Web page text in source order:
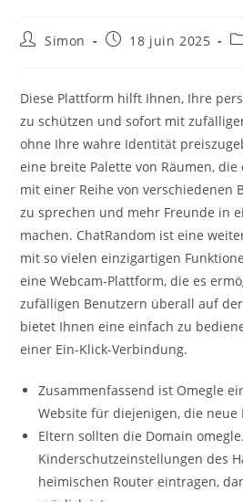
Simon 18 juin 2025
Diese Plattform hilft Ihnen, Ihre
zu schützen und sofort mit
ohne Ihre wahre Identität
eine breite Palette von Räumen,
mit einer Reihe von verschiedenen
zu sprechen und mehr Freunde in
machen. ChatRandom ist eine
mit so vielen einzigartigen
eine Webcam-Plattform, die es
zufälligen Benutzern überall auf
bietet Ihnen eine einfach zu
einer Ein-Klick-Verbindung.
Zusammenfassend ist Omegle
Website für diejenigen, die neue
Eltern sollten die Domain
Kinderschutzeinstellungen des
heimischen Router eintragen,